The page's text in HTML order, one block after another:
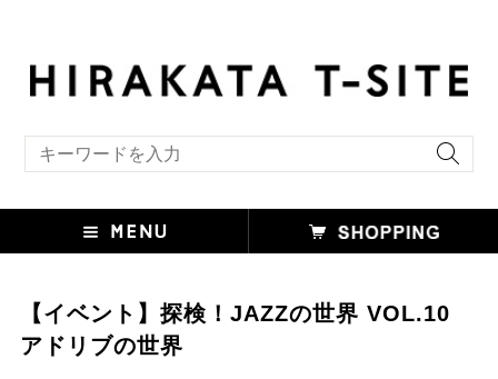
【イベント】探検！JAZZの世界 VOL.10
アドリブの世界